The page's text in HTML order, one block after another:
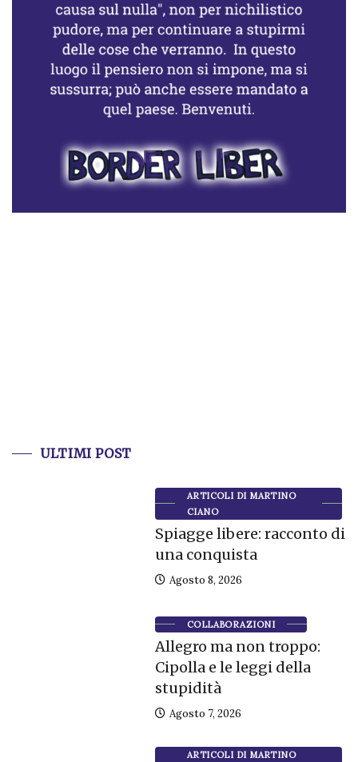
ULTIMI POST
ARTICOLI DI MARTINO
CIANO
Spiagge libere: racconto di
una conquista
Agosto 8, 2026
COLLABORAZIONI
Allegro ma non troppo:
Cipolla e le leggi della
stupidità
Agosto 7, 2026
ARTICOLI DI MARTINO